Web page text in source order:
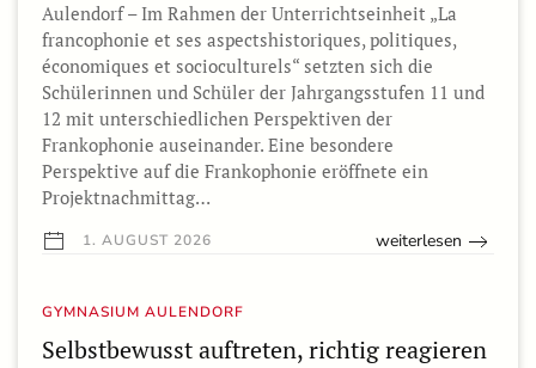
Aulendorf – Im Rahmen der Unterrichtseinheit „La
francophonie et ses aspectshistoriques, politiques,
économiques et socioculturels“ setzten sich die
Schülerinnen und Schüler der Jahrgangsstufen 11 und
12 mit unterschiedlichen Perspektiven der
Frankophonie auseinander. Eine besondere
Perspektive auf die Frankophonie eröffnete ein
Projektnachmittag…
1. AUGUST 2026 weiterlesen
GYMNASIUM AULENDORF
Selbstbewusst auftreten, richtig reagieren